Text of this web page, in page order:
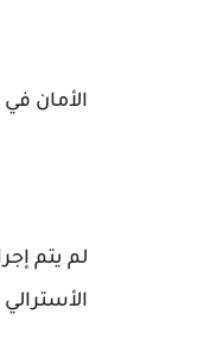
الأمان في